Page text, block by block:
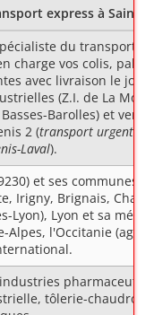
express à Saint-
du transport
charge vos colis,
avec livraison le jour
(Z.I. de La
Barolles) et vers
2 (transport urgent
Laval).
et ses communes
Irigny, Brignais,
Lyon), Lyon et sa
Alpes, l'Occitanie
industries
tôlerie-